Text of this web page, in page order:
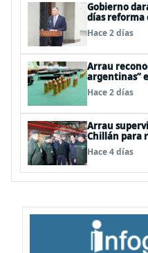
Gobierno
días reforma
seguridad
Hace 2 días
Arrau
argentinas”
de FFAA y
Hace 2 días
Arrau
Chillán para
organizado
Hace 4 días